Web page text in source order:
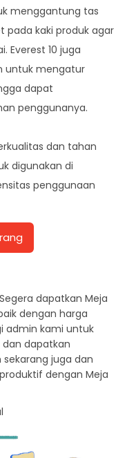
menggantung tas
pada kaki produk agar
Everest 10 juga
untuk mengatur
dapat
penggunanya.
dan tahan
digunakan di
penggunaan
dapatkan Meja
dengan harga
admin kami untuk
dan dapatkan
sekarang juga dan
dengan Meja